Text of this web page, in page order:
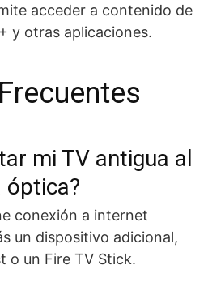
acceder a contenido de
y otras aplicaciones.
mi TV antigua al
óptica?
conexión a internet
un dispositivo adicional,
o un Fire TV Stick.